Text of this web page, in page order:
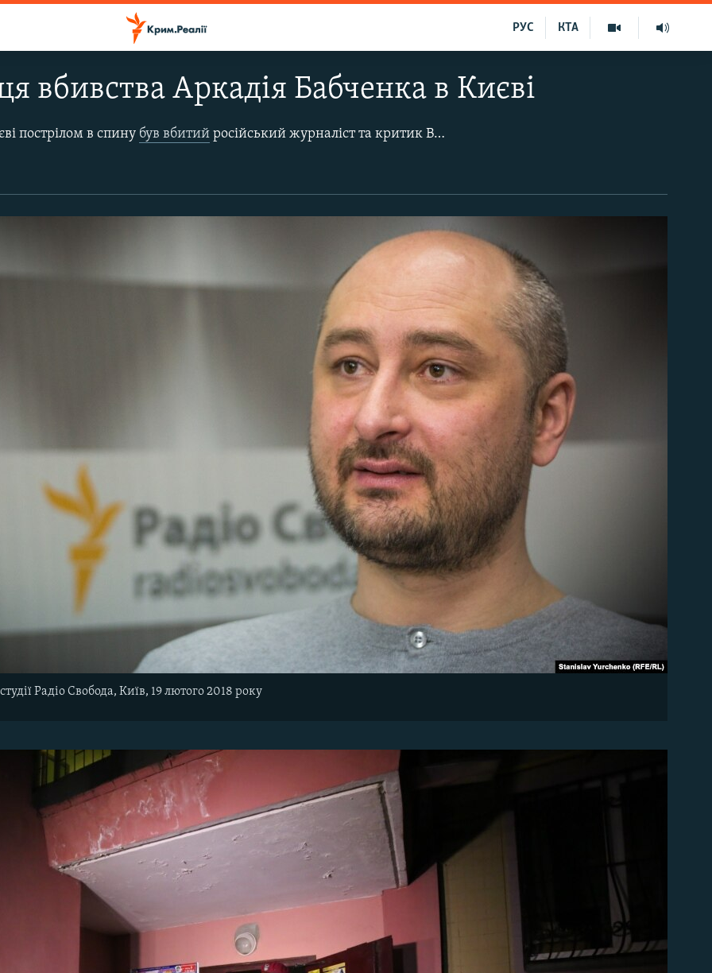
КТА
РУС
вбивства Аркадія Бабченка в Києві
пострілом в спину був вбитий російський журналіст та критик Володимира Путіна
Радіо Свобода, Київ, 19 лютого 2018 року